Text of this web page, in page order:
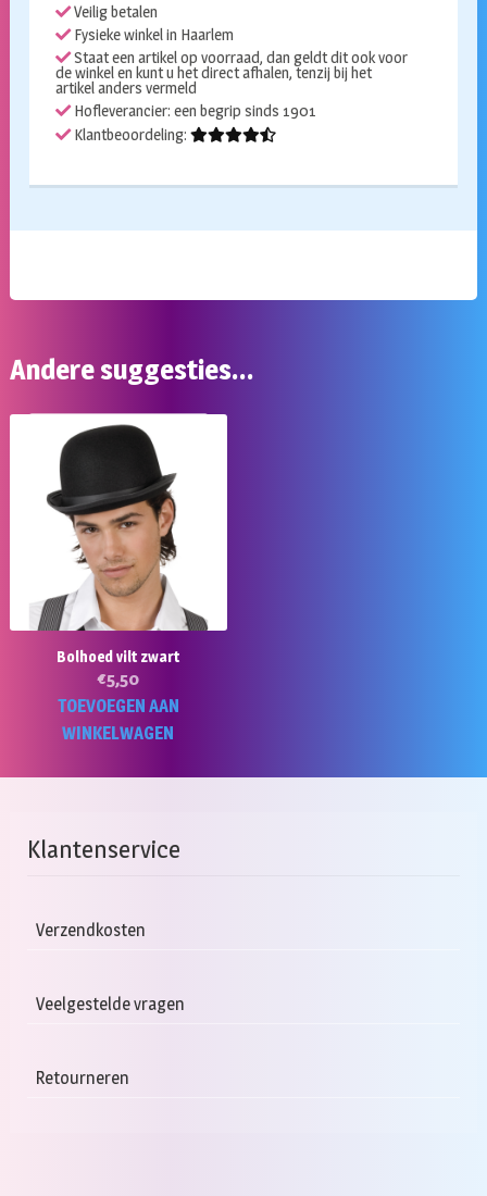
Veilig betalen
Fysieke winkel in Haarlem
Staat een artikel op voorraad, dan geldt dit ook voor
de winkel en kunt u het direct afhalen, tenzij bij het
artikel anders vermeld
Hofleverancier: een begrip sinds 1901
Klantbeoordeling:
Andere suggesties…
Bolhoed vilt zwart
€5,50
TOEVOEGEN AAN
WINKELWAGEN
Klantenservice
Verzendkosten
Veelgestelde vragen
Retourneren